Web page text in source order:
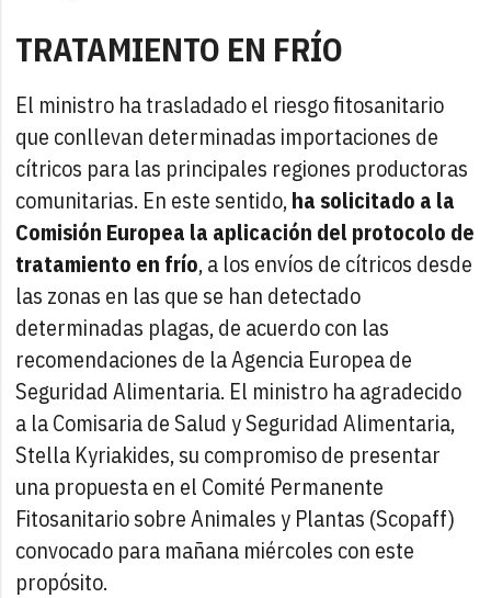
TRATAMIENTO EN FRÍO
El ministro ha trasladado el riesgo fitosanitario
que conllevan determinadas importaciones de
cítricos para las principales regiones productoras
comunitarias. En este sentido,ha solicitado a la
Comisión Europea la aplicación del protocolo de
tratamiento en frío, a los envíos de cítricos desde
las zonas en las que se han detectado
determinadas plagas, de acuerdo con las
recomendaciones de la Agencia Europea de
Seguridad Alimentaria. El ministro ha agradecido
a la Comisaria de Salud y Seguridad Alimentaria,
Stella Kyriakides, su compromiso de presentar
una propuesta en el Comité Permanente
Fitosanitario sobre Animales y Plantas (Scopaff)
convocado para mañana miércoles con este
propósito.